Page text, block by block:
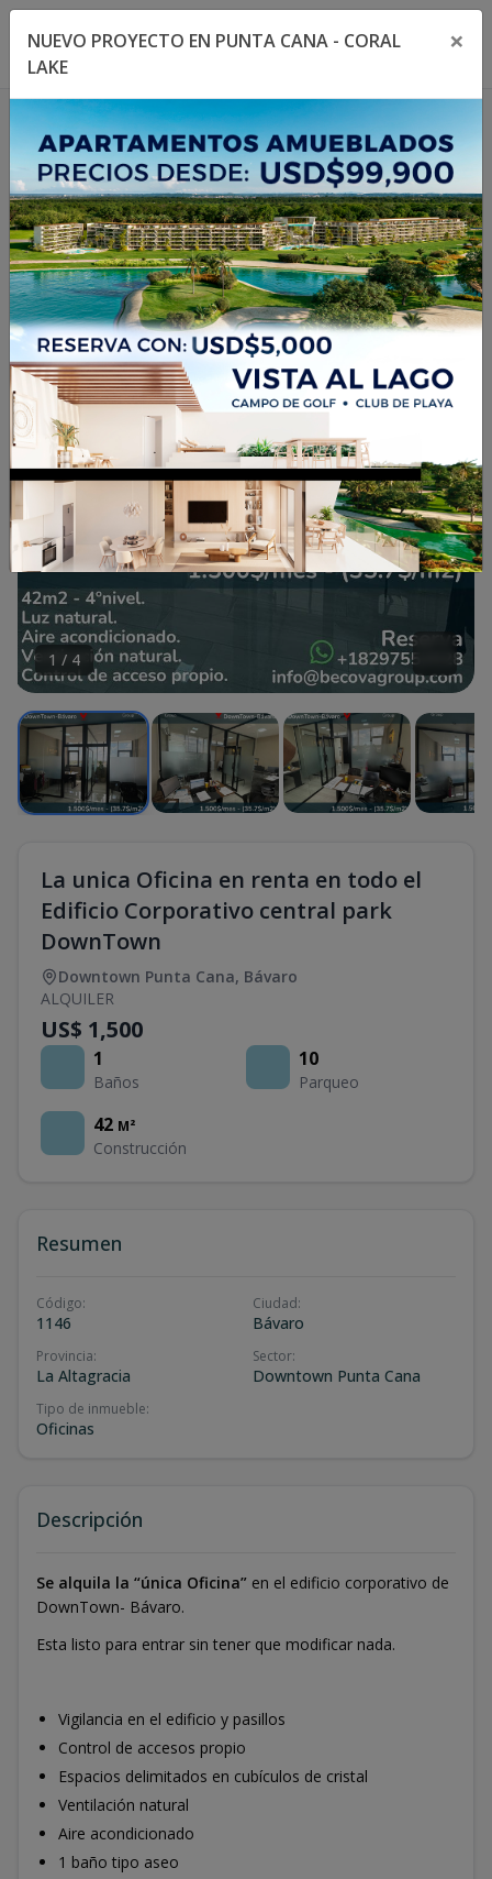
Toggle navigation menu
1 / 4
La unica Oficina en renta en todo el
Edificio Corporativo central park
DownTown
Downtown Punta Cana, Bávaro
ALQUILER
US$ 1,500
1
Baños
10
Parqueo
42 M²
Construcción
Resumen
Código:
1146
Ciudad:
Bávaro
Provincia:
La Altagracia
Sector:
Downtown Punta Cana
Tipo de inmueble:
Oficinas
Descripción
Se alquila la “única Oficina” en el edificio corporativo de
DownTown- Bávaro.
Esta listo para entrar sin tener que modificar nada.
Vigilancia en el edificio y pasillos
Control de accesos propio
Espacios delimitados en cubículos de cristal
Ventilación natural
Aire acondicionado
1 baño tipo aseo
NUEVO PROYECTO EN PUNTA CANA - CORAL
LAKE
×